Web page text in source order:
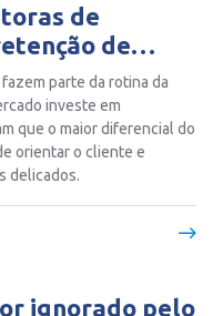
de
de
parte da rotina da
investe em
que o maior diferencial do
orientar o cliente e
delicados.
ignorado pelo